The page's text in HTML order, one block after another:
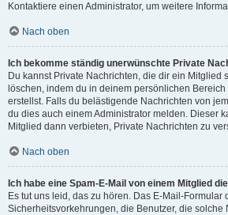
Kontaktiere einen Administrator, um weitere
Nach oben
Ich bekomme ständig unerwünschte Private
Du kannst Private Nachrichten, die dir ein Mitglied
löschen, indem du in deinem persönlichen
erstellst. Falls du belästigende Nachrichten von
du dies auch einem Administrator melden. Dieser
Mitglied dann verbieten, Private Nachrichten zu
Nach oben
Ich habe eine Spam-E-Mail von einem Mitglied
Es tut uns leid, das zu hören. Das E-Mail-Formular
Sicherheitsvorkehrungen, die Benutzer, die solche